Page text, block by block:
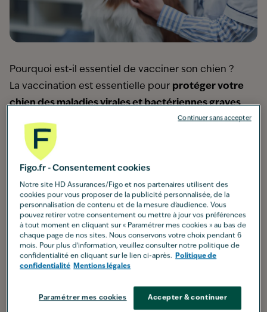
Pourquoi est-il essentiel de vacciner son chien ?
La vaccination est essentielle pour protéger votre
chien des maladies virales et bactériennes graves
comme la parvovirose, la maladie de Carré, la
leptospirose, l’hépatite de Rubarth, la toux du chenil
et la rage. Elle est également importante pour
protéger les autres chiens et l’Homme. Il est bon de
savoir que le vaccin contre la rage est obligatoire si
vous voyagez à l’étranger avec votre chien. Sachez
également que même si vous avez un chien
d’appartement qui sort peu ou qui ne voit pas
d’autres chiens, il est important qu'il soit vacciné.
Quel est le calendrier vaccinal pour un chien ?
La primo-vaccination peut se faire en 3 injections. La
fréquence des vaccins dépend du mode de vie du
Figo.fr - Consentement cookies
Notre site HD Assurances/Figo et nos partenaires utilisent des
cookies pour vous proposer de la publicité personnalisée, de la
personnalisation de contenu et de la mesure d’audience. Vous
pouvez retirer votre consentement ou mettre à jour vos préférences
à tout moment en cliquant sur « Paramétrer mes cookies » au bas de
chaque page de nos sites. Nous conservons votre choix pendant 6
mois. Pour plus d'information, veuillez consulter notre politique de
confidentialité en cliquant sur le lien ci-après. Politique de
confidentialité Mentions légales
Accepter & continuer
Paramétrer mes cookies
Continuer sans accepter